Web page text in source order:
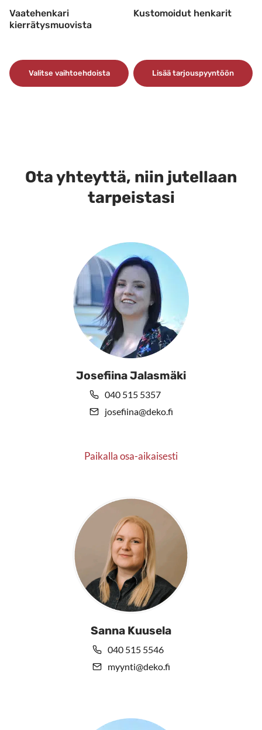
Vaatehenkari
kierrätysmuovista
Valitse vaihtoehdoista
Voit
tehdä
Kustomoidut henkarit
Lisää tarjouspyyntöön
Ota yhteyttä, niin jutellaan
tarpeistasi
Josefiina Jalasmäki
040 515 5357
josefiina@deko.fi
Paikalla osa-aikaisesti
Sanna Kuusela
040 515 5546
myynti@deko.fi